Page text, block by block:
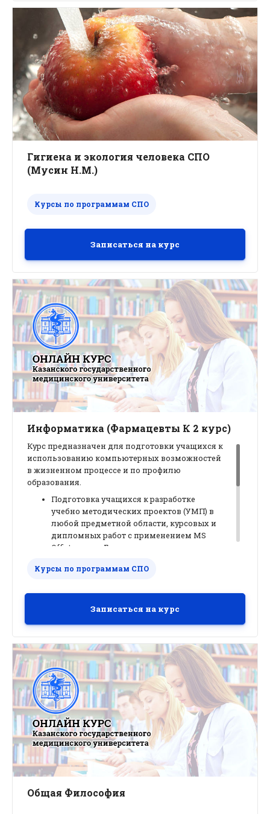
Гигиена и экология человека СПО
(Мусин Н.М.)
Курсы по программам СПО
Записаться на курс
Информатика (Фармацевты К 2 курс)
Курс предназначен для подготовки учащихся к
использованию компьютерных возможностей
в жизненном процессе и по профилю
образования.
Подготовка учащихся к разработке
учебно методических проектов (УМП) в
любой предметной области, курсовых и
дипломных работ с применением MS
Offict пакета. Грамотно создавать,
документы (рефераты, буклеты и т.д.;
других файлах;
Устанавливать связи между файлами;
представлять свои УМП через
интерактивные, мультимедийные
презентации;
Уметь использовать графические
редакторы;
Применять свои знания в учебном
процессе любой предметной области.
Курсы по программам СПО
Записаться на курс
Общая Философия